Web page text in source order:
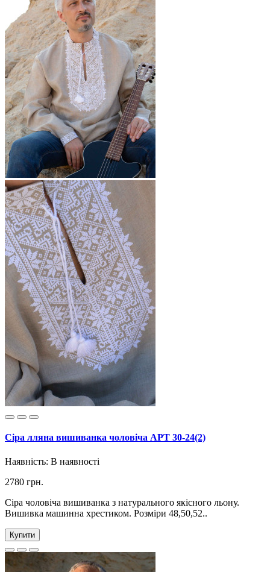
Сіра лляна вишиванка чоловіча АРТ 30-24(2)
Наявність: В наявності
2780 грн.
Сіра чоловіча вишиванка з натурального якісного льону.
Вишивка машинна хрестиком. Розміри 48,50,52..
Купити